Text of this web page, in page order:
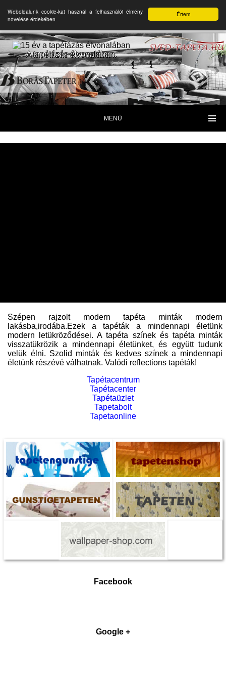
Értem
Weboldalunk cookie-kat használ a felhasználói élmény
növelése érdekében
A tapétázás élvonalában.
MENÜ
Szépen rajzolt modern tapéta minták modern
lakásba,irodába.Ezek a tapéták a mindennapi életünk
modern letükröződései. A tapéta színek és tapéta minták
visszatükrözik a mindennapi életünket, és együtt tudunk
velük élni. Szolid minták és kedves színek a mindennapi
életünk részévé válhatnak. Valódi reflections tapéták!
Tapétacentrum
Tapétacenter
Tapétaüzlet
Tapetabolt
Tapetaonline
Facebook
Google +